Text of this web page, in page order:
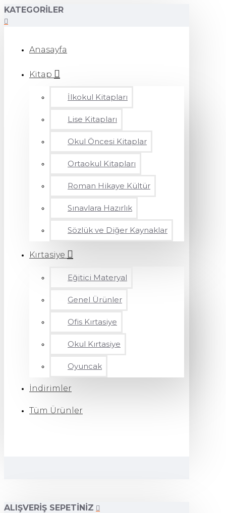
KATEGORILER
Anasayfa
Kitap
İlkokul Kitapları
Lise Kitapları
Okul Öncesi Kitaplar
Ortaokul Kitapları
Roman Hikaye Kültür
Sınavlara Hazırlık
Sözlük ve Diğer Kaynaklar
Kırtasiye
Eğitici Materyal
Genel Ürünler
Ofis Kırtasiye
Okul Kırtasiye
Oyuncak
İndirimler
Tüm Ürünler
ALIŞVERIŞ SEPETINIZ